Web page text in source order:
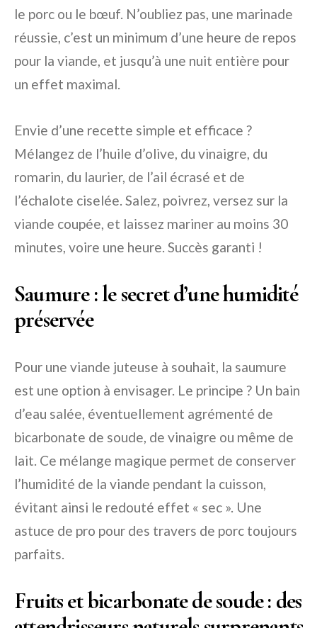
le porc ou le bœuf. N’oubliez pas, une marinade
réussie, c’est un minimum d’une heure de repos
pour la viande, et jusqu’à une nuit entière pour
un effet maximal.
Envie d’une recette simple et efficace ?
Mélangez de l’huile d’olive, du vinaigre, du
romarin, du laurier, de l’ail écrasé et de
l’échalote ciselée. Salez, poivrez, versez sur la
viande coupée, et laissez mariner au moins 30
minutes, voire une heure. Succès garanti !
Saumure : le secret d’une humidité
préservée
Pour une viande juteuse à souhait, la saumure
est une option à envisager. Le principe ? Un bain
d’eau salée, éventuellement agrémenté de
bicarbonate de soude, de vinaigre ou même de
lait. Ce mélange magique permet de conserver
l’humidité de la viande pendant la cuisson,
évitant ainsi le redouté effet « sec ». Une
astuce de pro pour des travers de porc toujours
parfaits.
Fruits et bicarbonate de soude : des